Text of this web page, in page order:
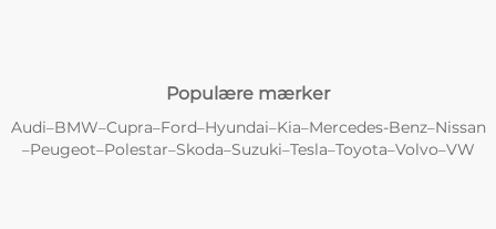
Populære mærker
Audi–BMW–Cupra–Ford–Hyundai–Kia–Mercedes-Benz–Nissan
–Peugeot–Polestar–Skoda–Suzuki–Tesla–Toyota–Volvo–VW